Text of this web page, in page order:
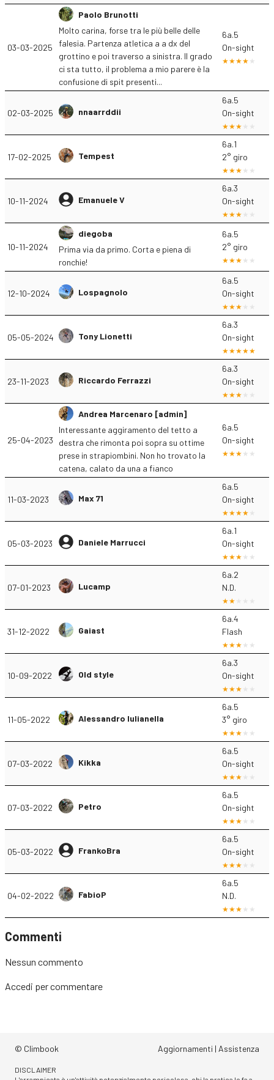
03-03-2025
Paolo Brunotti
Molto carina, forse tra le più belle delle
falesia. Partenza atletica a a dx del
grottino e poi traverso a sinistra. Il grado
ci sta tutto, il problema a mio parere è la
confusione di spit presenti...
6a.5
On-sight
02-03-2025 nnaarrddii
6a.5
On-sight
17-02-2025 Tempest
6a.1
2° giro
10-11-2024 Emanuele V
6a.3
On-sight
10-11-2024
diegoba
Prima via da primo. Corta e piena di
ronchie!
6a.5
2° giro
12-10-2024 Lospagnolo
6a.5
On-sight
05-05-2024 Tony Lionetti
6a.3
On-sight
23-11-2023 Riccardo Ferrazzi
6a.3
On-sight
25-04-2023
Andrea Marcenaro [admin]
Interessante aggiramento del tetto a
destra che rimonta poi sopra su ottime
prese in strapiombini. Non ho trovato la
catena, calato da una a fianco
6a.5
On-sight
11-03-2023 Max 71
6a.5
On-sight
05-03-2023 Daniele Marrucci
6a.1
On-sight
07-01-2023 Lucamp
6a.2
N.D.
31-12-2022 Gaiast
6a.4
Flash
10-09-2022 Old style
6a.3
On-sight
11-05-2022 Alessandro Iulianella
6a.5
3° giro
07-03-2022 Kikka
6a.5
On-sight
07-03-2022 Petro
6a.5
On-sight
05-03-2022 FrankoBra
6a.5
On-sight
04-02-2022 FabioP
6a.5
N.D.
Commenti
Nessun commento
Accedi per commentare
© Climbook Aggiornamenti | Assistenza
DISCLAIMER